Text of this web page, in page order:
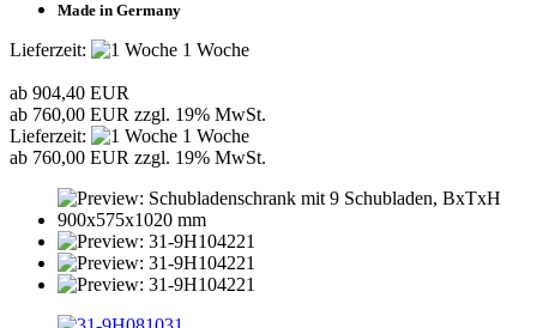
Made in Germany
Lieferzeit: 1 Woche
ab 904,40 EUR
ab 760,00 EUR zzgl. 19% MwSt.
Lieferzeit:
1 Woche
ab 760,00 EUR zzgl. 19% MwSt.